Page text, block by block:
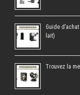
Guide
lait)
Trouvez la